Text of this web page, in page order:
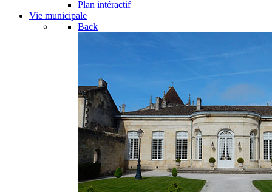
Plan intéractif
Vie municipale
Back